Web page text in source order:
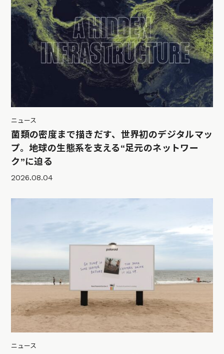
ニュース
菌類の密度まで描きだす、世界初のデジタルマッ
プ。地球の生態系を支える“足元のネットワー
ク”に迫る
2026.08.04
ニュース